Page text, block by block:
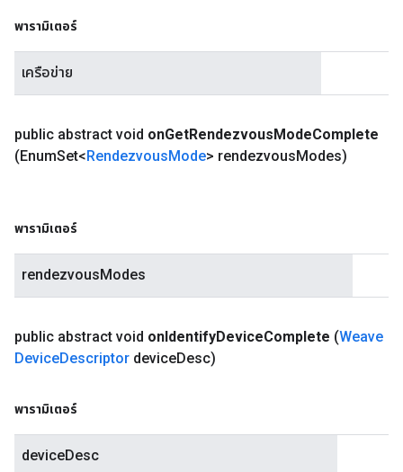
พารามิเตอร์
เครือข่าย
public abstract void onGetRendezvousModeComplete
(EnumSet<RendezvousMode> rendezvousModes)
พารามิเตอร์
rendezvousModes
public abstract void onIdentifyDeviceComplete (Weave
DeviceDescriptor deviceDesc)
พารามิเตอร์
deviceDesc